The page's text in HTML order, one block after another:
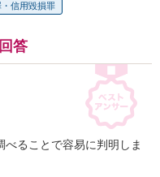
信用毀損罪
答
ることで容易に判明しま